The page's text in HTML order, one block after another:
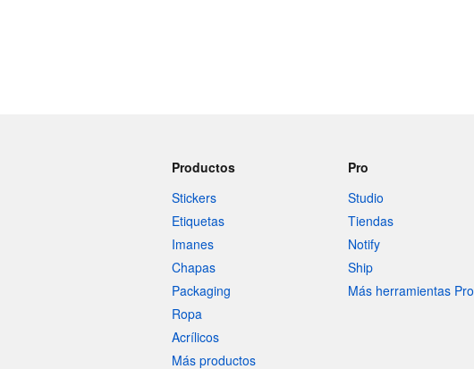
Productos
Stickers
Etiquetas
Imanes
Chapas
Packaging
Ropa
Acrílicos
Más productos
Pro
Studio
Tiendas
Notify
Ship
Más herramientas Pro